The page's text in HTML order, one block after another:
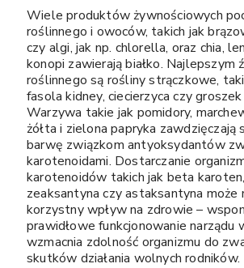
Wiele produktów żywnościowych
roślinnego i owoców, takich jak
czy algi, jak np. chlorella, oraz chia,
konopi zawierają białko. Najlepszym
roślinnego są rośliny strączkowe,
fasola kidney, ciecierzyca czy
Warzywa takie jak pomidory,
żółta i zielona papryka zawdzięczają
barwę związkom antyoksydantów
karotenoidami. Dostarczanie
karotenoidów takich jak beta
zeaksantyna czy astaksantyna może
korzystny wpływ na zdrowie –
prawidłowe funkcjonowanie narządu
wzmacnia zdolność organizmu do
skutków działania wolnych rodników.